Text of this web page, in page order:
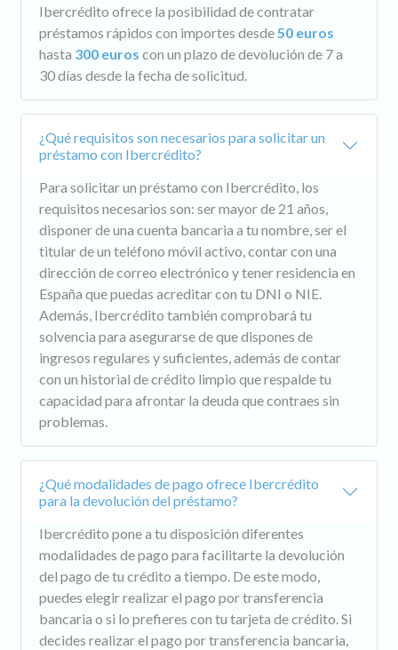
Ibercrédito ofrece la posibilidad de contratar
préstamos rápidos con importes desde50 euros
hasta 300 euros con un plazo de devolución de 7 a
30 días desde la fecha de solicitud.
¿Qué requisitos son necesarios para solicitar un
préstamo con Ibercrédito?
Para solicitar un préstamo con Ibercrédito, los
requisitos necesarios son: ser mayor de 21 años,
disponer de una cuenta bancaria a tu nombre, ser el
titular de un teléfono móvil activo, contar con una
dirección de correo electrónico y tener residencia en
España que puedas acreditar con tu DNI o NIE.
Además, Ibercrédito también comprobará tu
solvencia para asegurarse de que dispones de
ingresos regulares y suficientes, además de contar
con un historial de crédito limpio que respalde tu
capacidad para afrontar la deuda que contraes sin
problemas.
¿Qué modalidades de pago ofrece Ibercrédito
para la devolución del préstamo?
Ibercrédito pone a tu disposición diferentes
modalidades de pago para facilitarte la devolución
del pago de tu crédito a tiempo. De este modo,
puedes elegir realizar el pago por transferencia
bancaria o si lo prefieres con tu tarjeta de crédito. Si
decides realizar el pago por transferencia bancaria,